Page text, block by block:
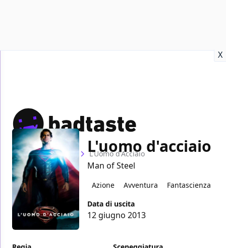
X
Home Film L'Uomo d'Acciaio
L'uomo d'acciaio
Man of Steel
Azione Avventura
Fantascienza
Data di uscita
12 giugno 2013